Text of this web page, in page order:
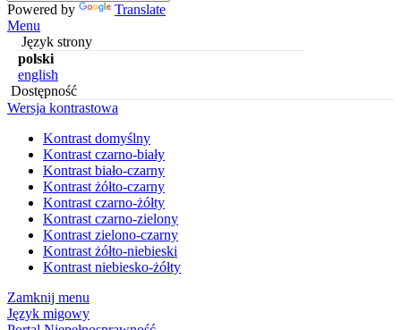
Powered by
Translate
Menu
Język strony
polski
english
Dostępność
Wersja kontrastowa
Kontrast domyślny
Kontrast czarno-biały
Kontrast biało-czarny
Kontrast żółto-czarny
Kontrast czarno-żółty
Kontrast czarno-zielony
Kontrast zielono-czarny
Kontrast żółto-niebieski
Kontrast niebiesko-żółty
Zamknij menu
Język migowy